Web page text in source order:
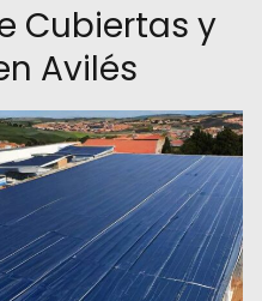
Cubiertas y
Avilés